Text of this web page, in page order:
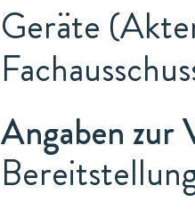
Geräte
Angaben zur